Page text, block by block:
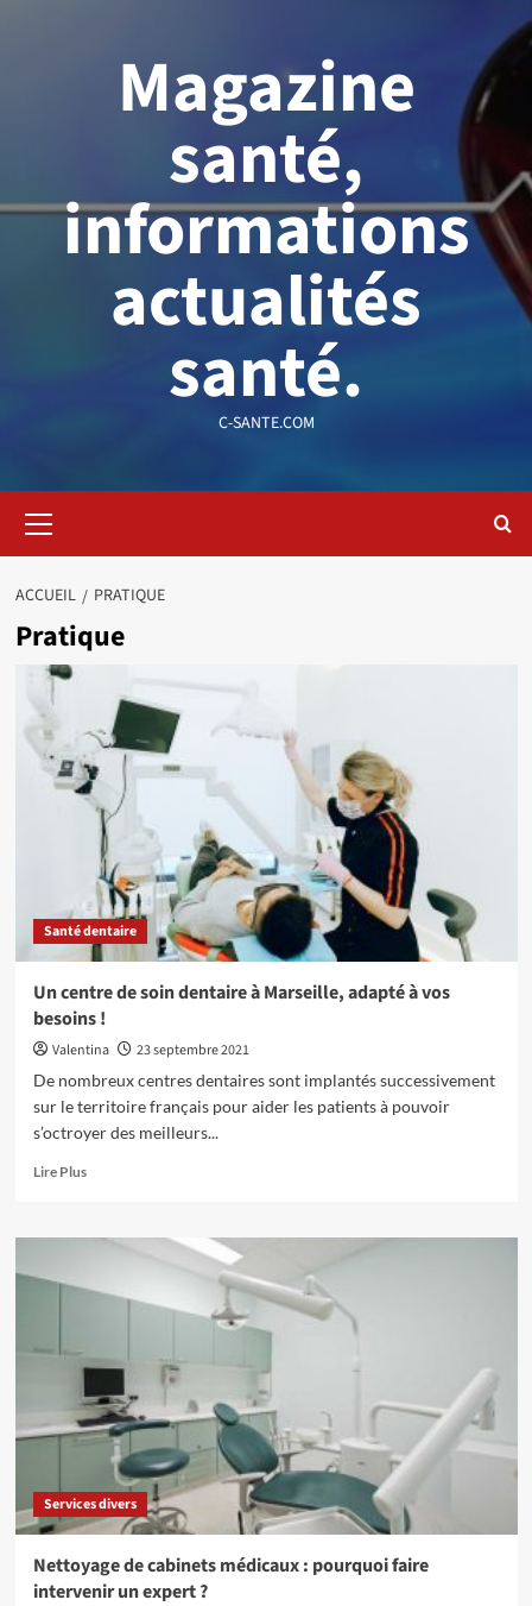
Magazine
santé,
informations
actualités
santé.
C-SANTE.COM
principal
ACCUEIL PRATIQUE
Pratique
Santé dentaire
Un centre de soin dentaire à Marseille, adapté à vos
besoins !
Valentina
23 septembre 2021
De nombreux centres dentaires sont implantés successivement
sur le territoire français pour aider les patients à pouvoir
s’octroyer des meilleurs...
Lire PlusEn
sur
à
Marseille,
adapté
à
besoins !
Services divers
Nettoyage de cabinets médicaux : pourquoi faire
intervenir un expert ?